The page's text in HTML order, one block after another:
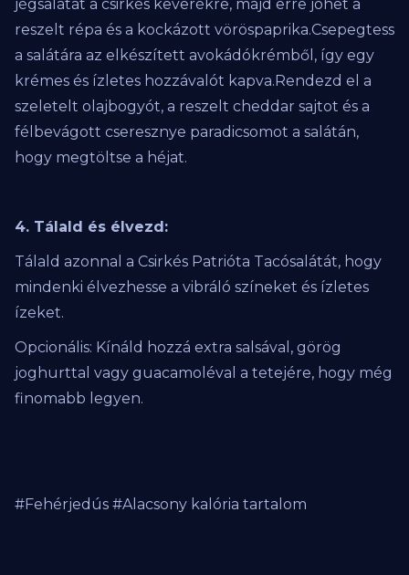
jégsalátát a csirkés keverékre, majd erre jöhet a
reszelt répa és a kockázott vöröspaprika.Csepegtess
a salátára az elkészített avokádókrémből, így egy
krémes és ízletes hozzávalót kapva.Rendezd el a
szeletelt olajbogyót, a reszelt cheddar sajtot és a
félbevágott cseresznye paradicsomot a salátán,
hogy megtöltse a héjat.
4. Tálald és élvezd:
Tálald azonnal a Csirkés Patrióta Tacósalátát, hogy
mindenki élvezhesse a vibráló színeket és ízletes
ízeket.
Opcionális: Kínáld hozzá extra salsával, görög
joghurttal vagy guacamoléval a tetejére, hogy még
finomabb legyen.
#Fehérjedús #Alacsony kalória tartalom